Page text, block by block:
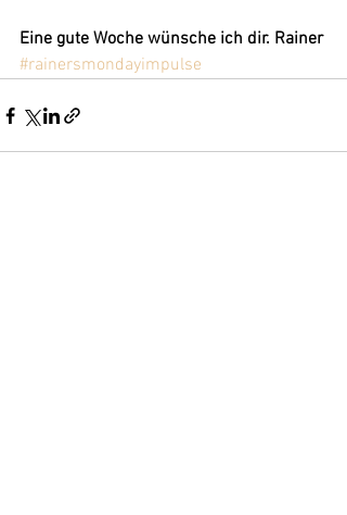
Eine gute Woche wünsche ich dir. Rainer
#rainersmondayimpulse